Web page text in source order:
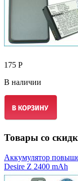
175 Р
В наличии
Товары со
Аккумулятор
Desire Z 2400 mAh